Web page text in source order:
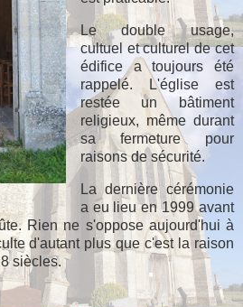
Le double usage,
cultuel et culturel de cet
édifice a toujours été
rappelé. L'église est
restée un bâtiment
religieux, même durant
sa fermeture pour
raisons de sécurité.
La dernière cérémonie
a eu lieu en 1999 avant
Rien ne s'oppose aujourd'hui à
d'autant plus que c'est la raison
siècles.